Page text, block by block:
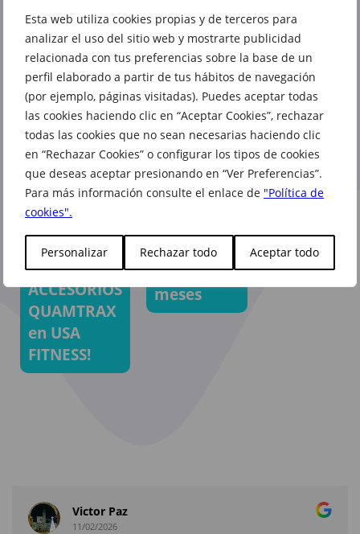
Esta web utiliza cookies propias y de terceros para
analizar el uso del sitio web y mostrarte publicidad
relacionada con tus preferencias sobre la base de un
perfil elaborado a partir de tus hábitos de navegación
(por ejemplo, páginas visitadas). Puedes aceptar todas
las cookies haciendo clic en “Aceptar Cookies”, rechazar
todas las cookies que no sean necesarias haciendo clic
en “Rechazar Cookies” o configurar los tipos de cookies
que deseas aceptar presionando en “Ver Preferencias”.
Para más información consulte el enlace de "Política de
cookies".
Personalizar Rechazar todo Aceptar todo
¡20% de
descuento
en todos los
ACCESORIOS
QUAMTRAX
en USA
FITNESS!
Este mes
desconecta
desde
gratis al
abonar 3
meses
Oferta
Heliocare
Tópica y
Oral en
Farmalife
Victor Paz
11/02/2026